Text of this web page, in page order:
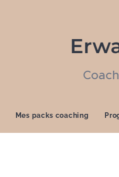
Mes packs coaching